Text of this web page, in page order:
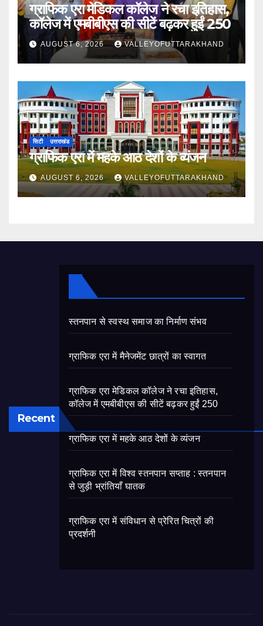
ग्राफिक एरा मेडिकल कॉलेज ने रचा इतिहास,
कॉलेज में एमबीबीएस की सीटें बढ़कर हुईं 250
AUGUST 6, 2026 VALLEYOFUTTARAKHAND
सिटी उत्तराखंड
ग्राफिक एरा में महके आठ देशों के व्यंजन
AUGUST 6, 2026 VALLEYOFUTTARAKHAND
Recent
स्तनपान से स्वस्थ समाज का निर्माण संभव
ग्राफिक एरा में मैनेजमेंट छात्रों का स्वागत
ग्राफिक एरा मेडिकल कॉलेज ने रचा इतिहास,
कॉलेज में एमबीबीएस की सीटें बढ़कर हुईं 250
ग्राफिक एरा में महके आठ देशों के व्यंजन
ग्राफिक एरा में विश्व स्तनपान सप्ताह : स्तनपान
से जुड़ी भ्रांतियाँ घातक
ग्राफिक एरा में संविधान से प्रेरित चित्रों की
प्रदर्शनी